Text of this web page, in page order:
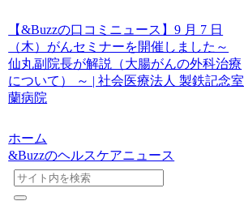
【&Buzzの口コミニュース】9 月 7 日
（木）がんセミナーを開催しました～
仙丸副院長が解説（大腸がんの外科治療
について） ～ | 社会医療法人 製鉄記念室
蘭病院
ホーム
&Buzzのヘルスケアニュース